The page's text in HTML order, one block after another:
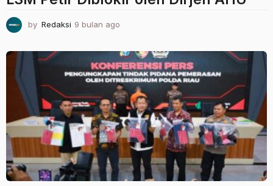
by Redaksi 9 bulan ago
l
a
n
a
g
o